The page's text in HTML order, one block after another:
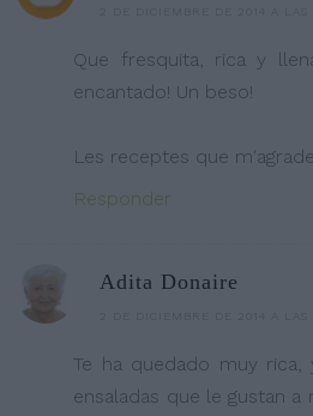
Que fresquita, rica y
encantado! Un beso!
Les receptes que
Responder
Adita Donaire
Te ha quedado muy rica,
ensaladas que le gustan